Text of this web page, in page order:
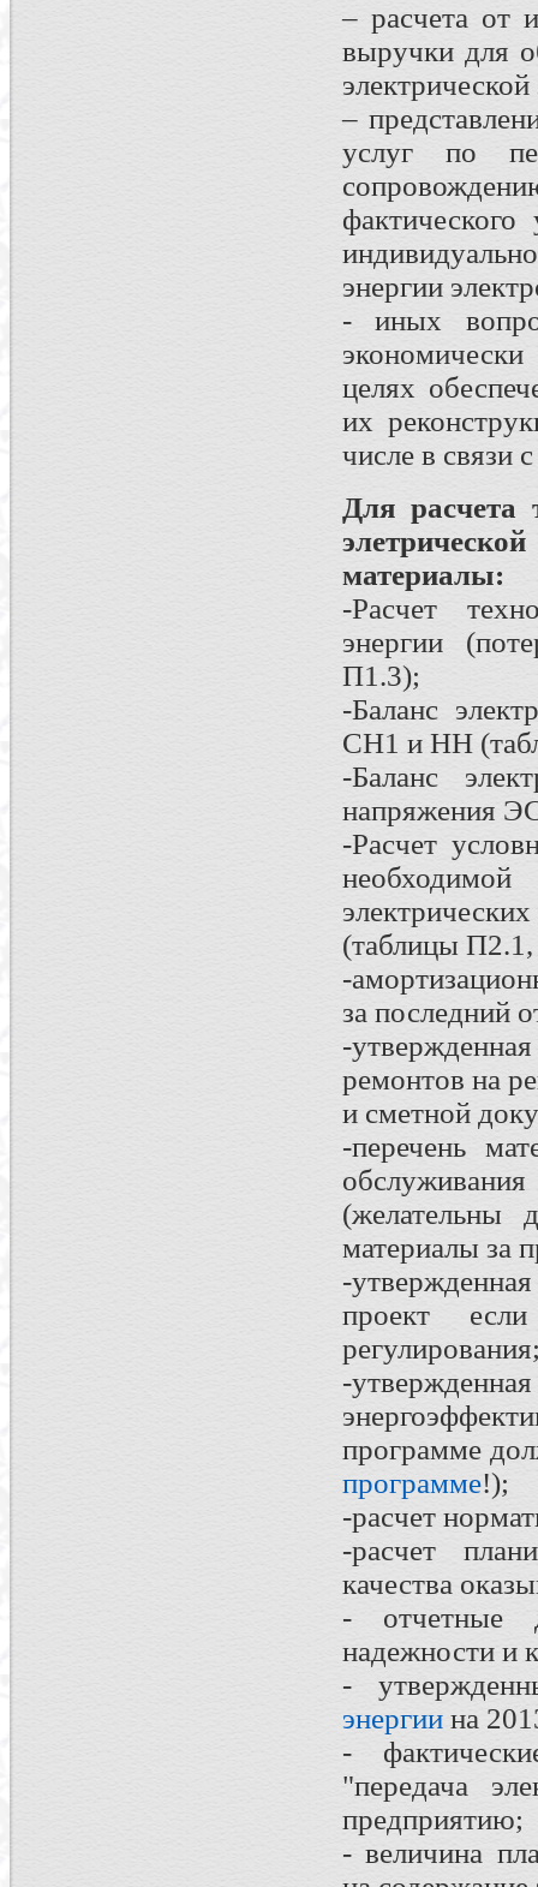
– расчета от
выручки для
–
услуг по
фактического
энергии
- иных
целях
их
числе в связи
Для расчета
материалы:
-Расчет
энергии
П1.3);
-Баланс
СН1 и НН
-Баланс
напряжения
-Расчет
(таблицы
-
за последний
-
ремонтов на
и сметной
-перечень
(желательны
материалы за
-
проект
-
программе
программе!);
-расчет
-расчет
качества
- отчетные
надежности и
-
энергии на
-
"передача
предприятию;
- величина